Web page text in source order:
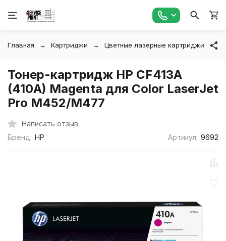
Главная Картриджи Цветные лазерные картриджи
Тонер-картридж HP CF413A
(410A) Magenta для Color LaserJet
Pro M452/M477
Написать отзыв
Бренд: HP Артикул: 9692